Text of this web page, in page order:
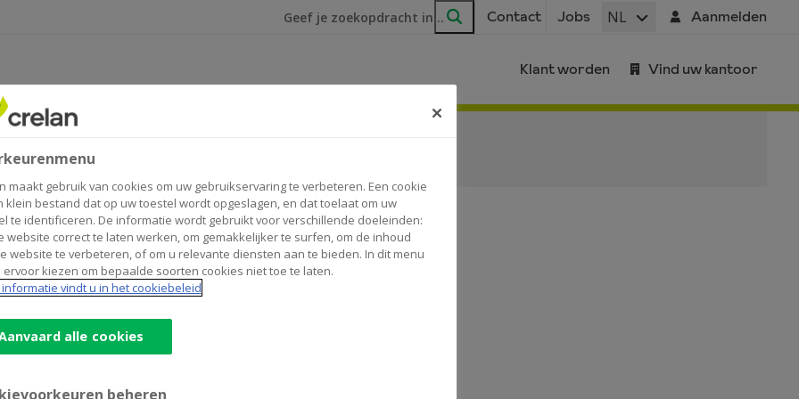
Ik ben op zoek naar
Zoeken
Contact Jobs NL Aanmelden
Klant worden Vind uw kantoor
project kleurengevoelens
maakt gebruik van cookies om uw gebruikservaring te verbeteren. Een cookie
klein bestand dat op uw toestel wordt opgeslagen, en dat toelaat om uw
te identificeren. De informatie wordt gebruikt voor verschillende doeleinden:
website correct te laten werken, om gemakkelijker te surfen, om de inhoud
website te verbeteren, of om u relevante diensten aan te bieden. In dit menu
ervoor kiezen om bepaalde soorten cookies niet toe te laten.
vindt u in het cookiebeleid
alle cookies
beheren